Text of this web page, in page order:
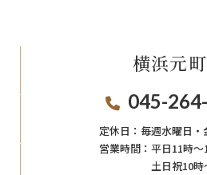
横浜元
045-
定休日： 毎週⽔曜⽇‧
営業時間： 平日11時～
土日祝10